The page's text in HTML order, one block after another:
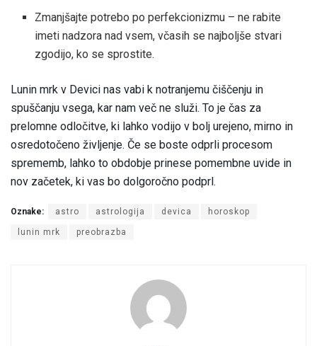
Zmanjšajte potrebo po perfekcionizmu – ne rabite
imeti nadzora nad vsem, včasih se najboljše stvari
zgodijo, ko se sprostite.
Lunin mrk v Devici nas vabi k notranjemu čiščenju in
spuščanju vsega, kar nam več ne služi. To je čas za
prelomne odločitve, ki lahko vodijo v bolj urejeno, mirno in
osredotočeno življenje. Če se boste odprli procesom
sprememb, lahko to obdobje prinese pomembne uvide in
nov začetek, ki vas bo dolgoročno podprl.
Oznake: astro astrologija devica horoskop
lunin mrk preobrazba